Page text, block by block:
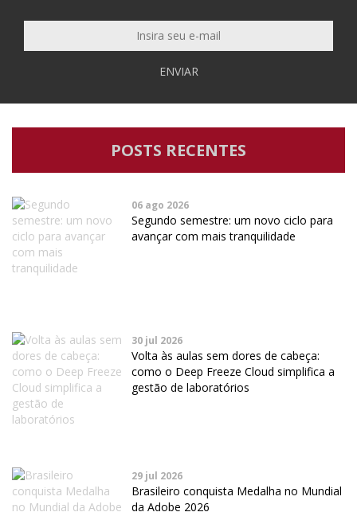
ENVIAR
POSTS RECENTES
06 ago 2026
Segundo semestre: um novo ciclo para
avançar com mais tranquilidade
30 jul 2026
Volta às aulas sem dores de cabeça:
como o Deep Freeze Cloud simplifica a
gestão de laboratórios
29 jul 2026
Brasileiro conquista Medalha no Mundial
da Adobe 2026